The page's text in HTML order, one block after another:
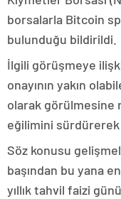
borsalarla Bitcoin
bulunduğu bildirildi.
İlgili görüşmeye
onayının yakın
olarak görülmesine
eğilimini sürdürerek
Söz konusu
başından bu yana
yıllık tahvil faizi